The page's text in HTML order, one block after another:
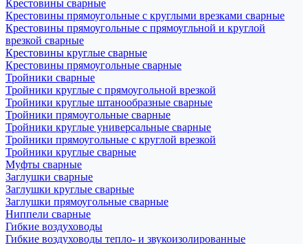
Крестовины сварные
Крестовины прямоугольные с круглыми врезками сварные
Крестовины прямоугольные с прямоугльной и круглой
врезкой сварные
Крестовины круглые сварные
Крестовины прямоугольные сварные
Тройники сварные
Тройники круглые с прямоугольной врезкой
Тройники круглые штанообразные сварные
Тройники прямоугольные сварные
Тройники круглые универсальные сварные
Тройники прямоугольные с круглой врезкой
Тройники круглые сварные
Муфты сварные
Заглушки сварные
Заглушки круглые сварные
Заглушки прямоугольные сварные
Ниппели сварные
Гибкие воздуховоды
Гибкие воздуховоды тепло- и звукоизолированные